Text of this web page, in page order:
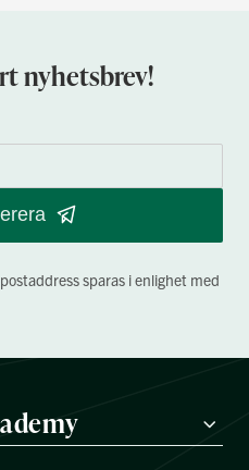
nyhetsbrev!
sparas i enlighet med